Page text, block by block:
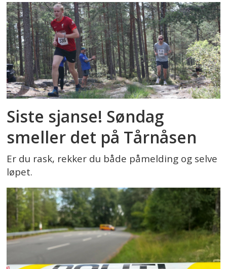
Siste sjanse! Søndag
smeller det på Tårnåsen
Er du rask, rekker du både påmelding og selve
løpet.